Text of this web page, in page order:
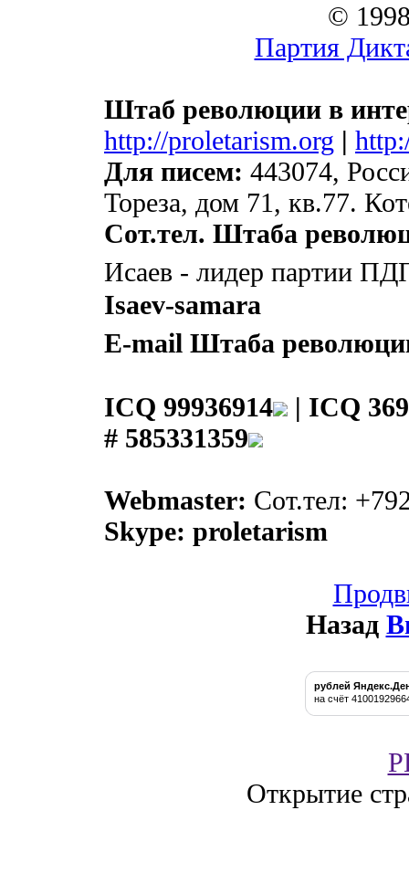
©
Партия
Штаб революции в
http://proletarism.org |
Для писем: 443074,
Тореза, дом 71, кв.77.
Сот.тел. Штаба
Исаев - лидер партии
Isaev-samara
E-mail Штаба
ICQ 99936914 | ICQ
# 585331359
Webmaster: Сот.тел:
Skype: proletarism
Назад
рублей
на счёт
Открытие